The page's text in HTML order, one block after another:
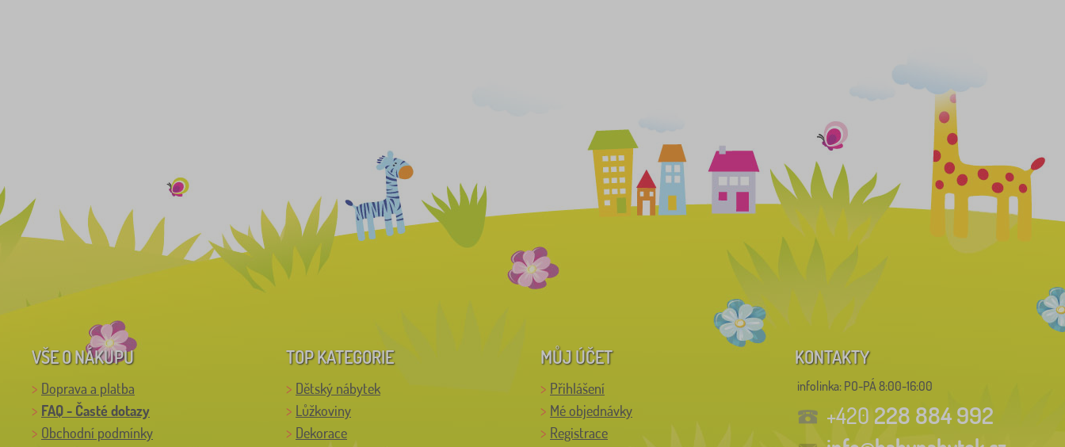
VŠE O NÁKUPU
Doprava a platba
FAQ - Časté dotazy
Obchodní podmínky
TOP KATEGORIE
Dětský nábytek
Lůžkoviny
Dekorace
MŮJ ÚČET
Přihlášení
Mé objednávky
Registrace
KONTAKTY
infolinka: PO-PÁ 8:00-16:00
+420 228 884 992